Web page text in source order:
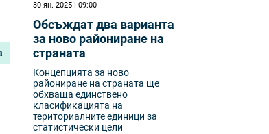
30 ян. 2025 | 09:00
Обсъждат два варианта
за ново райониране на
страната
Концепцията за ново
райониране на страната ще
обхваща единствено
класификацията на
териториалните единици за
статистически цели